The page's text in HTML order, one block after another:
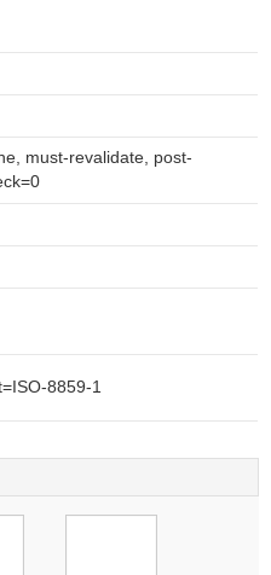
must-revalidate, post-
8859-1